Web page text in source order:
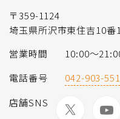
〒359-1124
埼玉県所沢市東住吉10
営業時間
10:00～
電話番号
042-903-
店舗SNS